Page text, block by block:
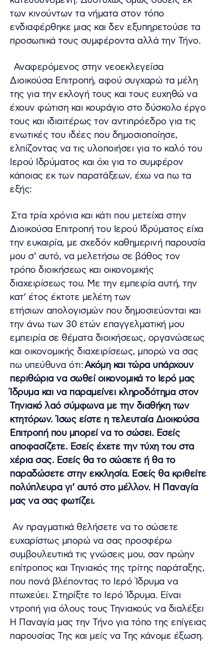
των κινούντων τα νήματα στον τόπο
ενδιαφέρθηκε μιας και δεν εξυπηρετούσε τα
προσωπικά τους συμφέροντα αλλά την Τήνο.
Αναφερόμενος στην νεοεκλεγείσα
Διοικούσα Επιτροπή, αφού συγχαρώ τα μέλη
της για την εκλογή τους και τους ευχηθώ να
έχουν φώτιση και κουράγιο στο δύσκολο έργο
τους και ιδιαιτέρως τον αντιπρόεδρο για τις
ενωτικές του ιδέες που δημοσιοποίησε,
ελπίζοντας να τις υλοποιήσει για το καλό του
Ιερού Ιδρύματος και όχι για το συμφέρον
κάποιας εκ των παρατάξεων, έχω να πω τα
εξής:
Στα τρία χρόνια και κάτι που μετείχα στην
Διοικούσα Επιτροπή του Ιερού Ιδρύματος είχα
την ευκαιρία, με σχεδόν καθημερινή παρουσία
μου σ’ αυτό, να μελετήσω σε βάθος τον
τρόπο διοικήσεως και οικονομικής
διαχειρίσεως του. Με την εμπειρία αυτή, την
κατ’ έτος έκτοτε μελέτη των
ετήσιων απολογισμών που δημοσιεύονται και
την άνω των 30 ετών επαγγελματική μου
εμπειρία σε θέματα διοικήσεως, οργανώσεως
και οικονομικής διαχειρίσεως, μπορώ να σας
πω υπεύθυνα ότι:Ακόμη και τώρα υπάρχουν
περιθώρια να σωθεί οικονομικά το Ιερό μας
Ίδρυμα και να παραμείνει κληροδότημα στον
Τηνιακό λαό σύμφωνα με την διαθήκη των
κτητόρων. Ίσως είστε η τελευταία Διοικούσα
Επιτροπή που μπορεί να το σώσει. Εσείς
αποφασίζετε. Εσείς έχετε την τύχη του στα
χέρια σας. Εσείς θα το σώσετε ή θα το
παραδώσετε στην εκκλησία. Εσείς θα κριθείτε
πολύπλευρα γι’ αυτό στο μέλλον. Η Παναγία
μας να σας φωτίζει.
Αν πραγματικά θελήσετε να το σώσετε
ευχαρίστως μπορώ να σας προσφέρω
συμβουλευτικά τις γνώσεις μου, σαν πρώην
επίτροπος και Τηνιακός της τρίτης παράταξης,
που πονά βλέποντας το Ιερό Ίδρυμα να
πτωχεύει. Στηρίξτε το Ιερό Ίδρυμα. Είναι
ντροπή για όλους τους Τηνιακούς να διαλέξει
Η Παναγία μας την Τήνο για τόπο της επίγειας
παρουσίας Της και μείς να Της κάνομε έξωση.